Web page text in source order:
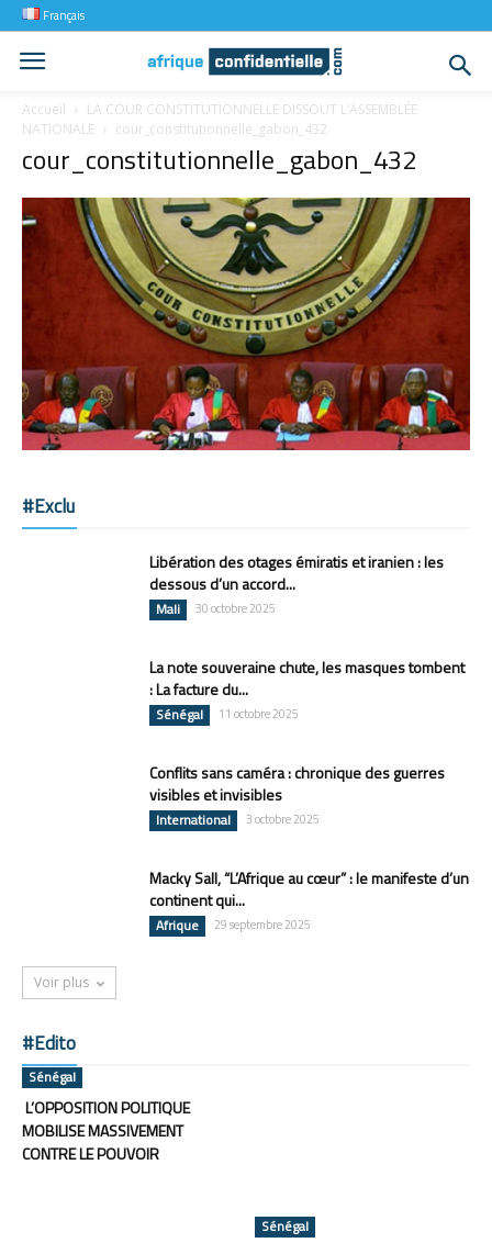
Français
Accueil
LA COUR CONSTITUTIONNELLE DISSOUT L’ASSEMBLÉE
NATIONALE
cour_constitutionnelle_gabon_432
cour_constitutionnelle_gabon_432
#Exclu
Libération des otages émiratis et iranien : les
dessous d’un accord...
Mali 30 octobre 2025
La note souveraine chute, les masques tombent
: La facture du...
Sénégal 11 octobre 2025
Conflits sans caméra : chronique des guerres
visibles et invisibles
International 3 octobre 2025
Macky Sall, “L’Afrique au cœur” : le manifeste d’un
continent qui...
Afrique 29 septembre 2025
Voir plus
#Edito
Sénégal
L’OPPOSITION POLITIQUE
MOBILISE MASSIVEMENT
CONTRE LE POUVOIR
Sénégal